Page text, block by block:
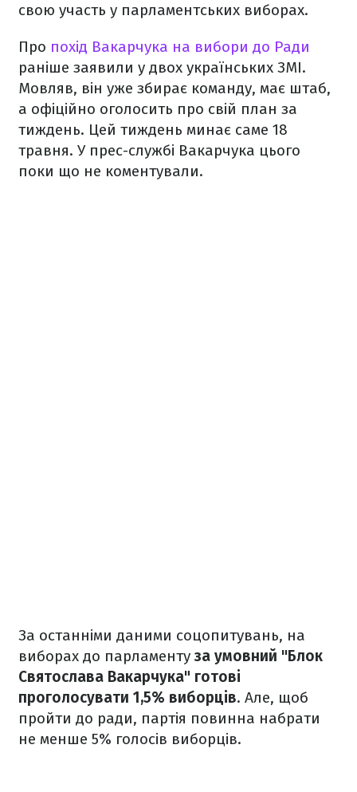
свою участь у парламентських виборах.
Про похід Вакарчука на вибори до Ради
раніше заявили у двох українських ЗМІ.
Мовляв, він уже збирає команду, має штаб,
а офіційно оголосить про свій план за
тиждень. Цей тиждень минає саме 18
травня. У прес-службі Вакарчука цього
поки що не коментували.
За останніми даними соцопитувань, на
виборах до парламентуза умовний "Блок
Святослава Вакарчука" готові
проголосувати 1,5% виборців. Але, щоб
пройти до ради, партія повинна набрати
не менше 5% голосів виборців.